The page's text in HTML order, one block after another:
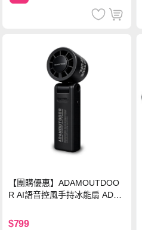
【團購優惠】ADAMOUTDOO
R AI語音控風手持冰能扇 ADFN
$799